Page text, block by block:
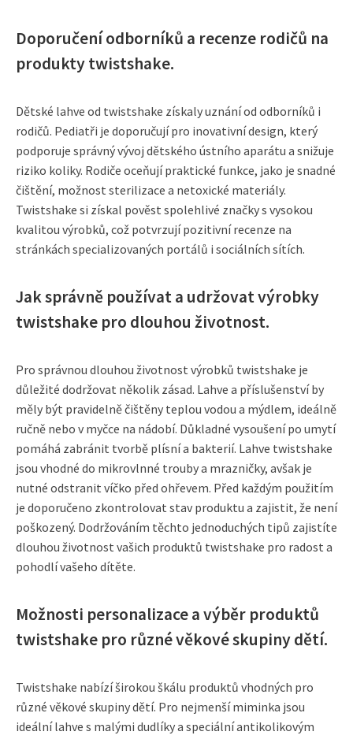
Doporučení odborníků a recenze rodičů na
produkty twistshake.
Dětské lahve od twistshake získaly uznání od odborníků i
rodičů. Pediatři je doporučují pro inovativní design, který
podporuje správný vývoj dětského ústního aparátu a snižuje
riziko koliky. Rodiče oceňují praktické funkce, jako je snadné
čištění, možnost sterilizace a netoxické materiály.
Twistshake si získal pověst spolehlivé značky s vysokou
kvalitou výrobků, což potvrzují pozitivní recenze na
stránkách specializovaných portálů i sociálních sítích.
Jak správně používat a udržovat výrobky
twistshake pro dlouhou životnost.
Pro správnou dlouhou životnost výrobků twistshake je
důležité dodržovat několik zásad. Lahve a příslušenství by
měly být pravidelně čištěny teplou vodou a mýdlem, ideálně
ručně nebo v myčce na nádobí. Důkladné vysoušení po umytí
pomáhá zabránit tvorbě plísní a bakterií. Lahve twistshake
jsou vhodné do mikrovlnné trouby a mrazničky, avšak je
nutné odstranit víčko před ohřevem. Před každým použitím
je doporučeno zkontrolovat stav produktu a zajistit, že není
poškozený. Dodržováním těchto jednoduchých tipů zajistíte
dlouhou životnost vašich produktů twistshake pro radost a
pohodlí vašeho dítěte.
Možnosti personalizace a výběr produktů
twistshake pro různé věkové skupiny dětí.
Twistshake nabízí širokou škálu produktů vhodných pro
různé věkové skupiny dětí. Pro nejmenší miminka jsou
ideální lahve s malými dudlíky a speciální antikolikovým